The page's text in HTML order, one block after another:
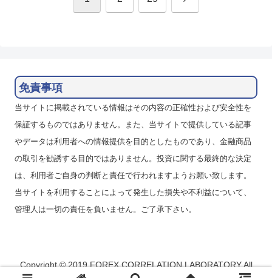
免責事項
当サイトに掲載されている情報はその内容の正確性および安全性を
保証するものではありません。また、当サイトで提供している記事
やデータは利用者への情報提供を目的としたものであり、金融商品
の取引を勧誘する目的ではありません。投資に関する最終的な決定
は、利用者ご自身の判断と責任で行われますようお願い致します。
当サイトを利用することによって発生した損失や不利益について、
管理人は一切の責任を負いません。ご了承下さい。
Copyright © 2019 FOREX CORRELATION LABORATORY All